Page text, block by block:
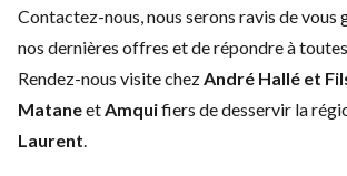
Contactez-nous, nous serons ravis de vous
nos dernières offres et de répondre à
Rendez-nous visite chezAndré Hallé et
MataneetAmquifiers de desservir la
Laurent.